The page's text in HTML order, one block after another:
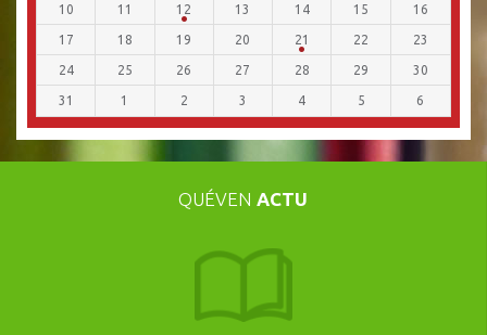
10 11 12 13 14 15 16
17 18 19 20 21 22 23
24 25 26 27 28 29 30
31 1 2 3 4 5 6
QUÉVEN ACTU